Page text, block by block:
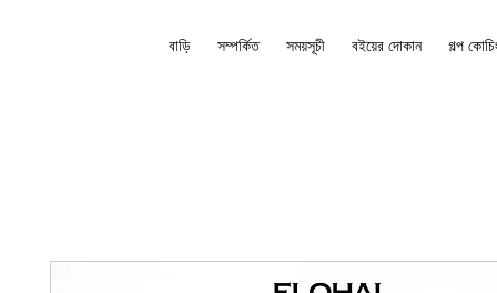
বাড়ি সম্পর্কিত সময়সূচী বইয়ের দোকান গল্প